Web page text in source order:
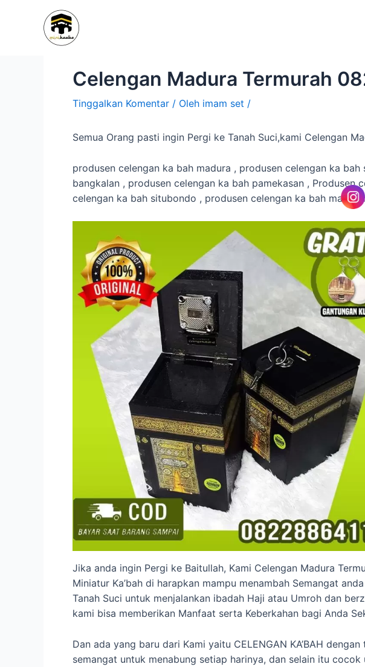
Celengan Madura Termurah
Tinggalkan Komentar / Oleh imam set /
Semua Orang pasti ingin Pergi ke Tanah Suci,kami Celengan
produsen celengan ka bah madura , produsen celengan ka
bangkalan , produsen celengan ka bah pamekasan ,
celengan ka bah situbondo , produsen celengan ka bah
Jika anda ingin Pergi ke Baitullah, Kami Celengan Madura
Miniatur Ka’bah di harapkan mampu menambah Semangat
Tanah Suci untuk menjalankan ibadah Haji atau Umroh dan
kami bisa memberikan Manfaat serta Keberkahan bagi Anda
Dan ada yang baru dari Kami yaitu CELENGAN KA’BAH
semangat untuk menabung setiap harinya, dan selain itu
pos